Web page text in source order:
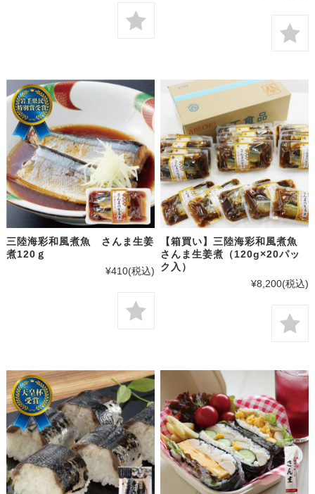
三陸海彩和風煮魚 さんま生姜
煮120ｇ
¥410(税込)
【箱買い】三陸海彩和風煮魚
さんま生姜煮（120g×20パッ
ク入）
¥8,200(税込)